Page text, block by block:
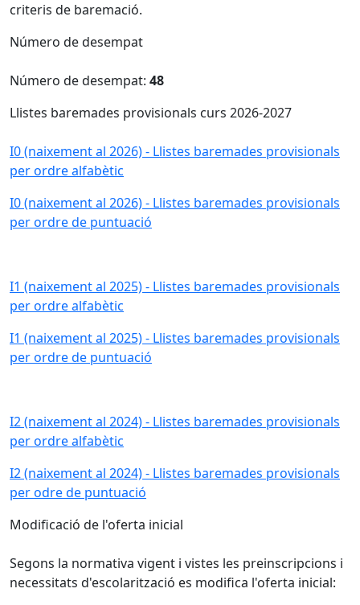
criteris de baremació.
Número de desempat
Número de desempat: 48
Llistes baremades provisionals curs 2026-2027
I0 (naixement al 2026) - Llistes baremades provisionals
per ordre alfabètic
I0 (naixement al 2026) - Llistes baremades provisionals
per ordre de puntuació
I1 (naixement al 2025) - Llistes baremades provisionals
per ordre alfabètic
I1 (naixement al 2025) - Llistes baremades provisionals
per ordre de puntuació
I2 (naixement al 2024) - Llistes baremades provisionals
per ordre alfabètic
I2 (naixement al 2024) - Llistes baremades provisionals
per odre de puntuació
Modificació de l'oferta inicial
Segons la normativa vigent i vistes les preinscripcions i
necessitats d'escolarització es modifica l'oferta inicial: